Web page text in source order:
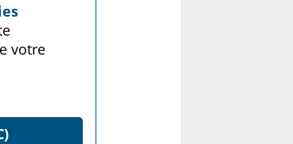
votre